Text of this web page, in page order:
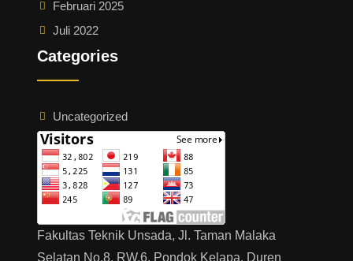
Februari 2025
Juli 2022
Categories
Uncategorized
Fakultas Teknik Unsada, Jl. Taman Malaka
Selatan No.8, RW.6, Pondok Kelapa, Duren